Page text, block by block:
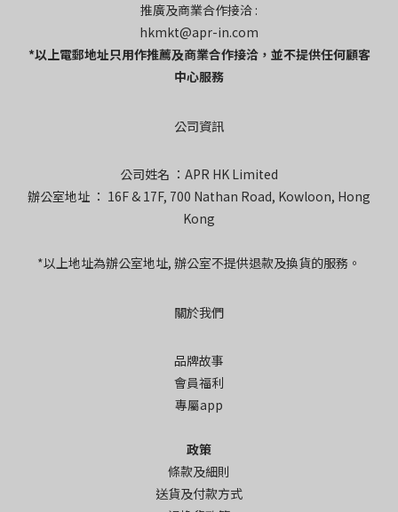
推廣及商業合作接洽 :
hkmkt@apr-in.com
*以上電郵地址只用作推薦及商業合作接洽，並不提供任何顧客
中心服務
公司資訊
公司姓名 ：APR HK Limited
辦公室地址 ： 16F & 17F, 700 Nathan Road, Kowloon, Hong
Kong
*以上地址為辦公室地址, 辦公室不提供退款及換貨的服務。
關於我們
品牌故事
會員福利
專屬app
政策
條款及細則
送貨及付款方式